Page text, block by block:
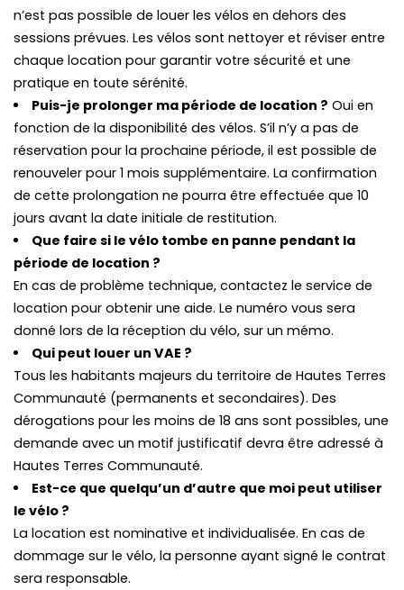
n’est pas possible de louer les vélos en dehors des
sessions prévues. Les vélos sont nettoyer et réviser entre
chaque location pour garantir votre sécurité et une
pratique en toute sérénité.
Puis-je prolonger ma période de location ? Oui en
fonction de la disponibilité des vélos. S’il n’y a pas de
réservation pour la prochaine période, il est possible de
renouveler pour 1 mois supplémentaire. La confirmation
de cette prolongation ne pourra être effectuée que 10
jours avant la date initiale de restitution.
Que faire si le vélo tombe en panne pendant la
période de location ?
En cas de problème technique, contactez le service de
location pour obtenir une aide. Le numéro vous sera
donné lors de la réception du vélo, sur un mémo.
Qui peut louer un VAE ?
Tous les habitants majeurs du territoire de Hautes Terres
Communauté (permanents et secondaires). Des
dérogations pour les moins de 18 ans sont possibles, une
demande avec un motif justificatif devra être adressé à
Hautes Terres Communauté.
Est-ce que quelqu’un d’autre que moi peut utiliser
le vélo ?
La location est nominative et individualisée. En cas de
dommage sur le vélo, la personne ayant signé le contrat
sera responsable.